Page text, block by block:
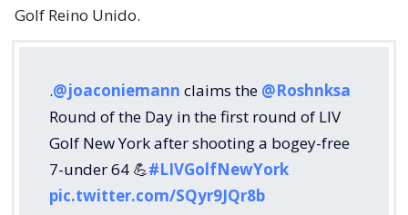
Golf Reino Unido.
.@joaconiemann claims the @Roshnksa
Round of the Day in the first round of LIV
Golf New York after shooting a bogey-free
7-under 64 💪#LIVGolfNewYork
pic.twitter.com/SQyr9JQr8b